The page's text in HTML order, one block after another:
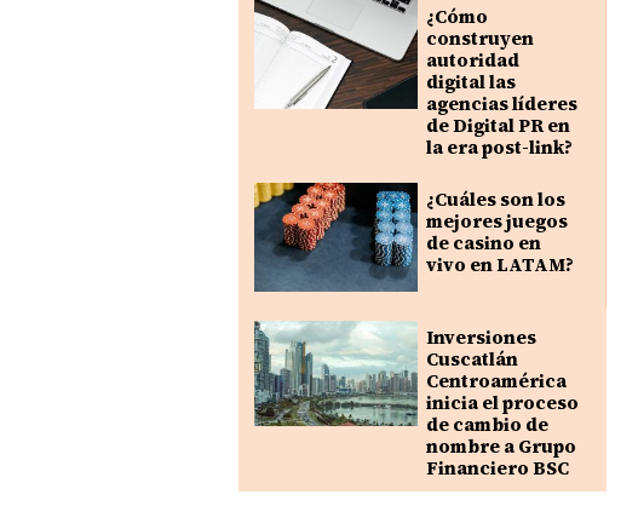
¿Cómo
construyen
autoridad
digital las
agencias líderes
de Digital PR en
la era post-link?
¿Cuáles son los
mejores juegos
de casino en
vivo en LATAM?
Inversiones
Cuscatlán
Centroamérica
inicia el proceso
de cambio de
nombre a Grupo
Financiero BSC